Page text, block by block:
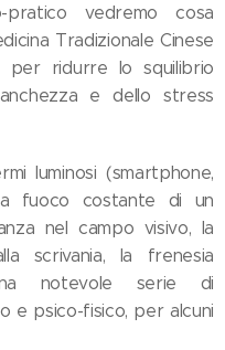
vedremo cosa
Tradizionale Cinese
per ridurre lo squilibrio
e dello stress
luminosi (smartphone,
fuoco costante di un
nel campo visivo, la
scrivania, la frenesia
notevole serie di
e psico-fisico, per alcuni